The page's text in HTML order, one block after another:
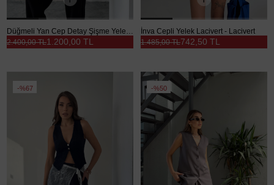
Düğmeli Yan Cep Detay Şişme Yelek - Taş
1.200,00 TL
2.400,00 TL
İnva Cepli Yelek Lacivert - Lacivert
742,50 TL
1.485,00 TL
%67 %50